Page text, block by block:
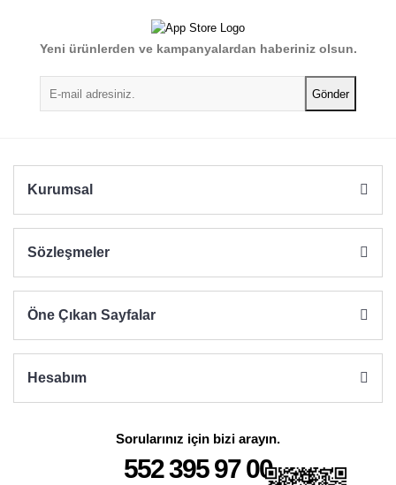
Yeni ürünlerden ve kampanyalardan haberiniz olsun.
Gönder
Kurumsal
Sözleşmeler
Öne Çıkan Sayfalar
Hesabım
Sorularınız için bizi arayın.
552 395 97 00